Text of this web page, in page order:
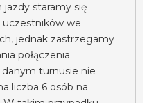
jazdy staramy się
uczestników we
jednak zastrzegamy
połączenia
turnusie nie
liczba 6 osób na